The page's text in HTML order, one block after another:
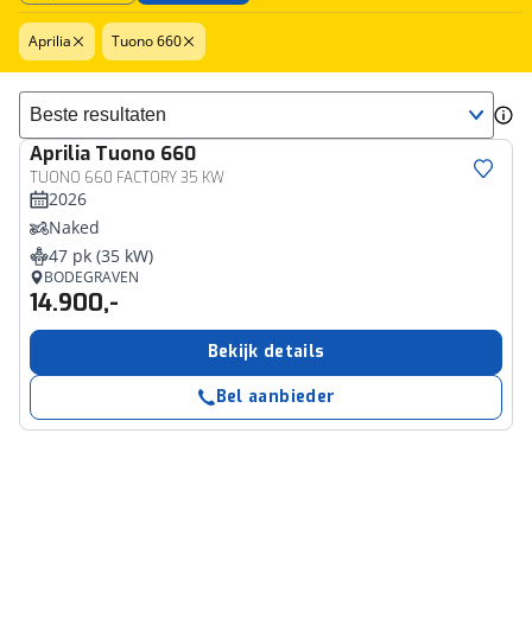
Aprilia Tuono 660
Sorteer resultaten
Aprilia Tuono 660
TUONO 660 FACTORY 35 KW
2026
Naked
47 pk (35 kW)
BODEGRAVEN
14.900,-
Bekijk details
Bel aanbieder